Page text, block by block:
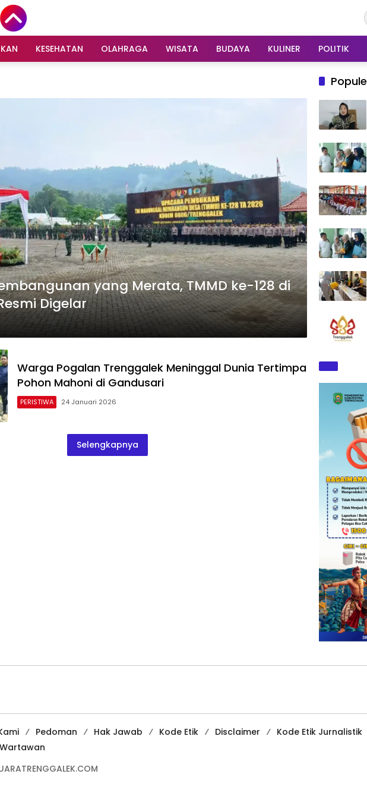
KESEHATAN OLAHRAGA WISATA BUDAYA KULINER POLITIK
yang Merata, TMMD ke-128 di
Digelar
Warga Pogalan Trenggalek Meninggal Dunia Tertimpa
Pohon Mahoni di Gandusari
PERISTIWA 24 Januari 2026
Selengkapnya
Pedoman Hak Jawab Kode Etik Disclaimer
Kode Etik Jurnalistik